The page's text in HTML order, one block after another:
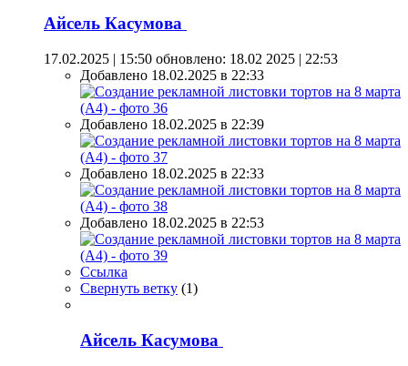
Айсель Касумова
17.02.2025 | 15:50 обновлено: 18.02 2025 | 22:53
Добавлено 18.02.2025 в 22:33
Добавлено 18.02.2025 в 22:39
Добавлено 18.02.2025 в 22:33
Добавлено 18.02.2025 в 22:53
Ссылка
Свернуть ветку (1)
Айсель Касумова